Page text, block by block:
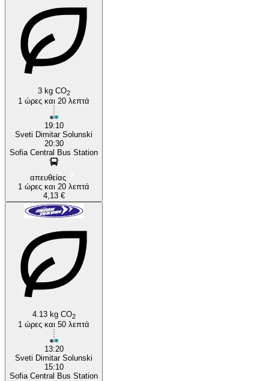
3 kg CO2
1 ώρες και 20 λεπτά
19:10
Sveti Dimitar Solunski
20:30
Sofia Central Bus Station
απευθείας
1 ώρες και 20 λεπτά
4,13 €
4.13 kg CO2
1 ώρες και 50 λεπτά
13:20
Sveti Dimitar Solunski
15:10
Sofia Central Bus Station